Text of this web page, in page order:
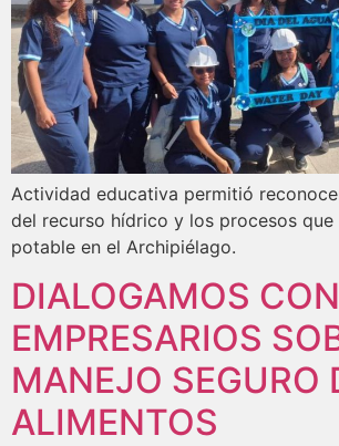
Actividad educativa permitió
del recurso hídrico y los procesos que
potable en el Archipiélago.
DIALOGAMOS CON
EMPRESARIOS
MANEJO SEGURO
ALIMENTOS